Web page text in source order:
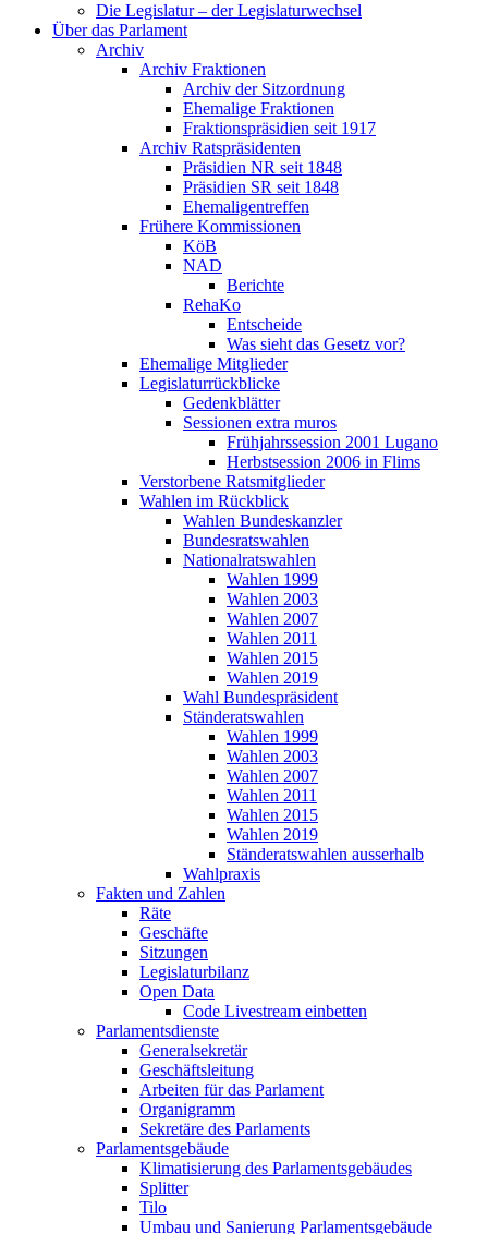
Die Legislatur – der Legislaturwechsel
Über das Parlament
Archiv
Archiv Fraktionen
Archiv der Sitzordnung
Ehemalige Fraktionen
Fraktionspräsidien seit 1917
Archiv Ratspräsidenten
Präsidien NR seit 1848
Präsidien SR seit 1848
Ehemaligentreffen
Frühere Kommissionen
KöB
NAD
Berichte
RehaKo
Entscheide
Was sieht das Gesetz vor?
Ehemalige Mitglieder
Legislaturrückblicke
Gedenkblätter
Sessionen extra muros
Frühjahrssession 2001 Lugano
Herbstsession 2006 in Flims
Verstorbene Ratsmitglieder
Wahlen im Rückblick
Wahlen Bundeskanzler
Bundesratswahlen
Nationalratswahlen
Wahlen 1999
Wahlen 2003
Wahlen 2007
Wahlen 2011
Wahlen 2015
Wahlen 2019
Wahl Bundespräsident
Ständeratswahlen
Wahlen 1999
Wahlen 2003
Wahlen 2007
Wahlen 2011
Wahlen 2015
Wahlen 2019
Ständeratswahlen ausserhalb
Wahlpraxis
Fakten und Zahlen
Räte
Geschäfte
Sitzungen
Legislaturbilanz
Open Data
Code Livestream einbetten
Parlamentsdienste
Generalsekretär
Geschäftsleitung
Arbeiten für das Parlament
Organigramm
Sekretäre des Parlaments
Parlamentsgebäude
Klimatisierung des Parlamentsgebäudes
Splitter
Tilo
Umbau und Sanierung Parlamentsgebäude